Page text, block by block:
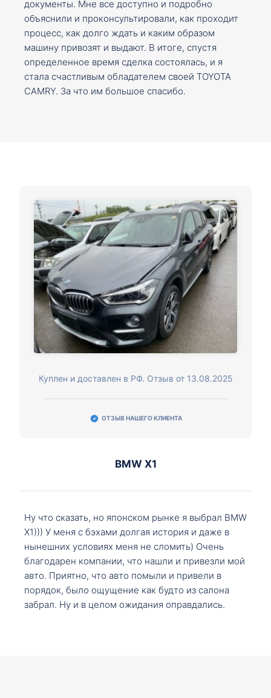
документы. Мне все доступно и подробно
объяснили и проконсультировали, как проходит
процесс, как долго ждать и каким образом
машину привозят и выдают. В итоге, спустя
определенное время сделка состоялась, и я
стала счастливым обладателем своей TOYOTA
CAMRY. За что им большое спасибо.
Куплен и доставлен в РФ. Отзыв от 13.08.2025
ОТЗЫВ НАШЕГО КЛИЕНТА
BMW X1
Ну что сказать, но японском рынке я выбрал BMW
X1))) У меня с бэхами долгая история и даже в
нынешних условиях меня не сломить) Очень
благодарен компании, что нашли и привезли мой
авто. Приятно, что авто помыли и привели в
порядок, было ощущение как будто из салона
забрал. Ну и в целом ожидания оправдались.